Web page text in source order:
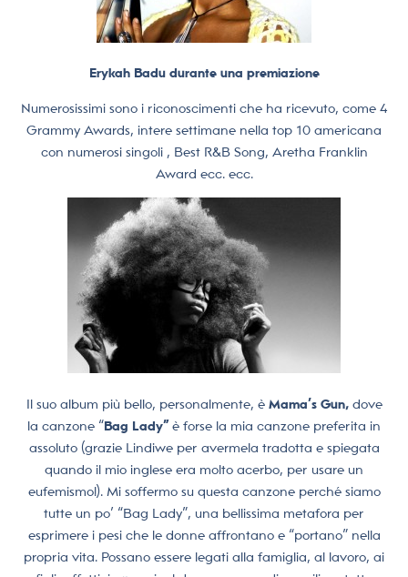
Erykah Badu durante una premiazione
Numerosissimi sono i riconoscimenti che ha ricevuto, come 4
Grammy Awards, intere settimane nella top 10 americana
con numerosi singoli , Best R&B Song, Aretha Franklin
Award ecc. ecc.
Il suo album più bello, personalmente, èMama’s Gun,dove
la canzone “Bag Lady”è forse la mia canzone preferita in
assoluto (grazie Lindiwe per avermela tradotta e spiegata
quando il mio inglese era molto acerbo, per usare un
eufemismo!). Mi soffermo su questa canzone perché siamo
tutte un po’ “Bag Lady”, una bellissima metafora per
esprimere i pesi che le donne affrontano e “portano” nella
propria vita. Possano essere legati alla famiglia, al lavoro, ai